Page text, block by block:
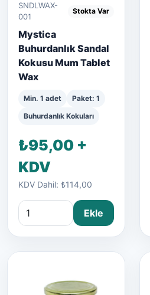
SNDLWAX-
001
Stokta Var
Mystica
Buhurdanlık Sandal
Kokusu Mum Tablet
Wax
Min. 1 adet
Paket: 1
Buhurdanlık Kokuları
₺95,00 +
KDV
KDV Dahil: ₺114,00
Ekle